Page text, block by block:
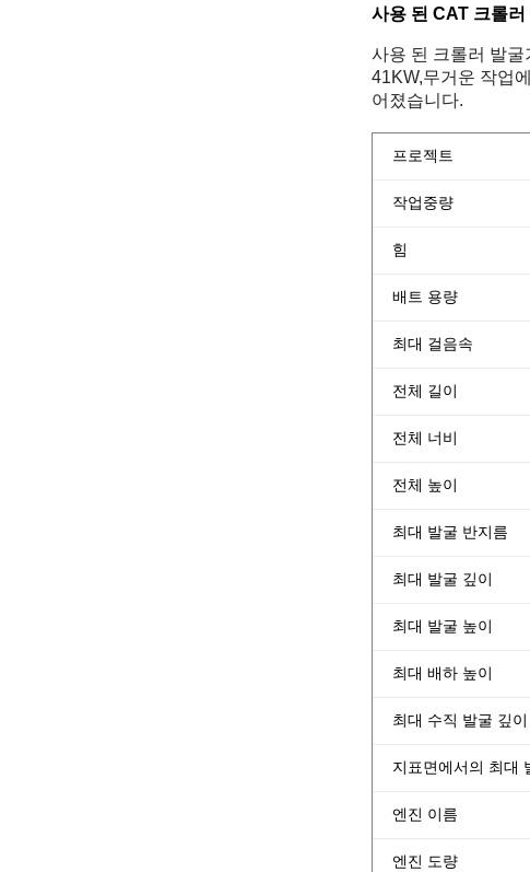
사용 된 CAT 크롤
사용 된 크롤러 발
41KW,무거운 작업
어졌습니다.
프로젝트
작업중량
힘
배트 용량
최대 걸음속
전체 길이
전체 너비
전체 높이
최대 발굴 반지름
최대 발굴 깊이
최대 발굴 높이
최대 배하 높이
최대 수직 발굴 깊이
지표면에서의 최대
엔진 이름
엔진 도량